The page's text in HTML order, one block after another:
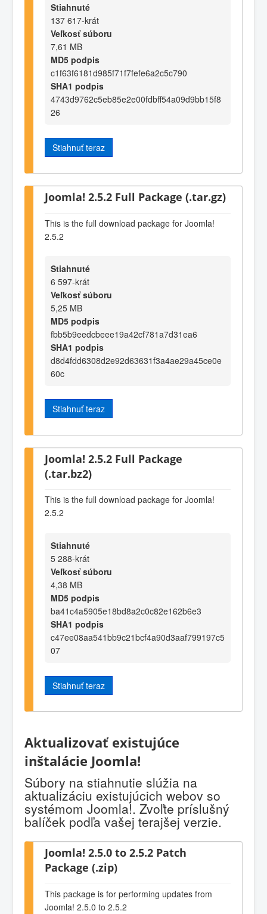
Stiahnuté
137 617-krát
Veľkosť súboru
7,61 MB
MD5 podpis
c1f63f6181d985f71f7fefe6a2c5c790
SHA1 podpis
4743d9762c5eb85e2e00fdbff54a09d9bb15f8
26
Stiahnuť teraz
Joomla! 2.5.2 Full Package (.tar.gz)
This is the full download package for Joomla!
2.5.2
Stiahnuté
6 597-krát
Veľkosť súboru
5,25 MB
MD5 podpis
fbb5b9eedcbeee19a42cf781a7d31ea6
SHA1 podpis
d8d4fdd6308d2e92d63631f3a4ae29a45ce0e
60c
Stiahnuť teraz
Joomla! 2.5.2 Full Package
(.tar.bz2)
This is the full download package for Joomla!
2.5.2
Stiahnuté
5 288-krát
Veľkosť súboru
4,38 MB
MD5 podpis
ba41c4a5905e18bd8a2c0c82e162b6e3
SHA1 podpis
c47ee08aa541bb9c21bcf4a90d3aaf799197c5
07
Stiahnuť teraz
Aktualizovať existujúce
inštalácie Joomla!
Súbory na stiahnutie slúžia na
aktualizáciu existujúcich webov so
systémom Joomla!. Zvoľte príslušný
balíček podľa vašej terajšej verzie.
Joomla! 2.5.0 to 2.5.2 Patch
Package (.zip)
This package is for performing updates from
Joomla! 2.5.0 to 2.5.2